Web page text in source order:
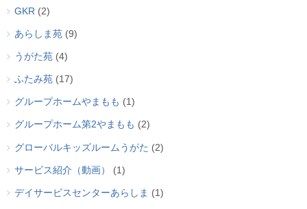
GKR (2)
あらしま苑 (9)
うがた苑 (4)
ふたみ苑 (17)
グループホームやまもも (1)
グループホーム第2やまもも (2)
グローバルキッズルームうがた (2)
サービス紹介（動画） (1)
デイサービスセンターあらしま (1)